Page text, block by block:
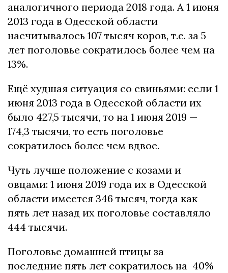
аналогичного периода 2018 года. А 1 июня
2013 года в Одесской области
насчитывалось 107 тысяч коров, т.е. за 5
лет поголовье сократилось более чем на
13%.
Ещё худшая ситуация со свиньями: если 1
июня 2013 года в Одесской области их
было 427,5 тысячи, то на 1 июня 2019 —
174,3 тысячи, то есть поголовье
сократилось более чем вдвое.
Чуть лучше положение с козами и
овцами: 1 июня 2019 года их в Одесской
области имеется 346 тысяч, тогда как
пять лет назад их поголовье составляло
444 тысячи.
Поголовье домашней птицы за
последние пять лет сократилось на 40%